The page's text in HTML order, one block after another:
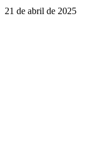
21 de abril de 2025